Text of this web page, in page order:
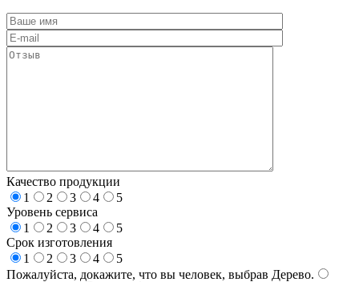
Качество продукции
1
2 3 4
5
Уровень сервиса
1
2 3 4
5
Срок изготовления
1
2 3 4
5
Пожалуйста, докажите, что вы человек, выбрав Дерево.